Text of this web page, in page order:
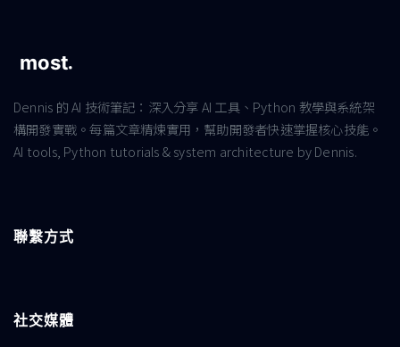
Dennis 的 AI 技術筆記：深入分享 AI 工具、Python 教學與系統架
構開發實戰。每篇文章精煉實用，幫助開發者快速掌握核心技能。
AI tools, Python tutorials & system architecture by Dennis.
聯繫方式
社交媒體